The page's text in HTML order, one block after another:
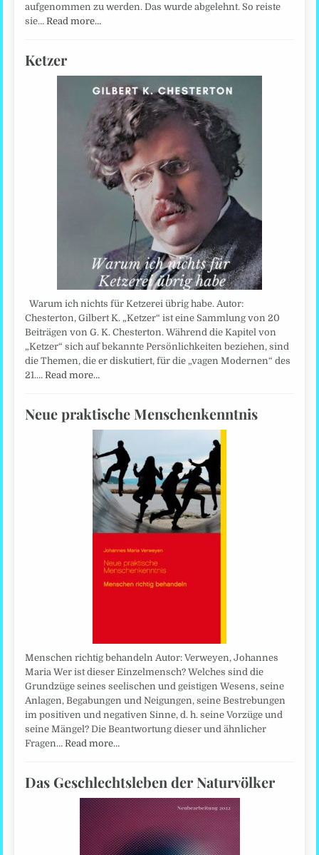
aufgenommen zu werden. Das wurde abgelehnt. So reiste
sie…Read more…
Ketzer
Warum ich nichts für Ketzerei übrig habe. Autor:
Chesterton, Gilbert K. „Ketzer“ ist eine Sammlung von 20
Beiträgen von G. K. Chesterton. Während die Kapitel von
„Ketzer“ sich auf bekannte Persönlichkeiten beziehen, sind
die Themen, die er diskutiert, für die „vagen Modernen“ des
21.…Read more…
Neue praktische Menschenkenntnis
Menschen richtig behandeln Autor: Verweyen, Johannes
Maria Wer ist dieser Einzelmensch? Welches sind die
Grundzüge seines seelischen und geistigen Wesens, seine
Anlagen, Begabungen und Neigungen, seine Bestrebungen
im positiven und negativen Sinne, d. h. seine Vorzüge und
seine Mängel? Die Beantwortung dieser und ähnlicher
Fragen…Read more…
Das Geschlechtsleben der Naturvölker